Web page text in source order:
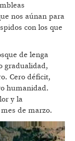
nos aúnan para
con los que
de lenga
gradualidad,
Cero déficit,
humanidad.
y la
de marzo.